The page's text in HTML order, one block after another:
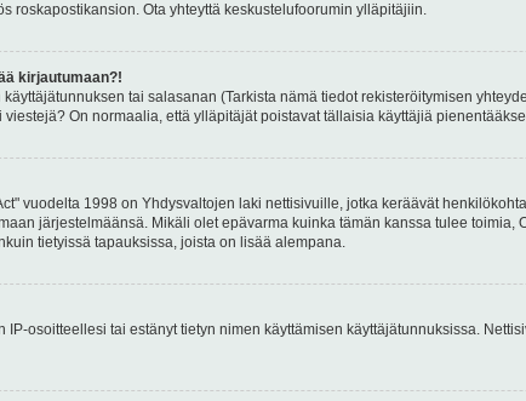
roskapostikansion. Ota yhteyttä keskustelufoorumin ylläpitäjiin.
kirjautumaan?!
tai salasanan (Tarkista nämä tiedot rekisteröitymisen
On normaalia, että ylläpitäjät poistavat tällaisia käyttäjiä
vuodelta 1998 on Yhdysvaltojen laki nettisivuille, jotka keräävät
järjestelmäänsä. Mikäli olet epävarma kuinka tämän kanssa tulee
tietyissä tapauksissa, joista on lisää alempana.
osoitteellesi tai estänyt tietyn nimen käyttämisen käyttäjätunnuksissa.